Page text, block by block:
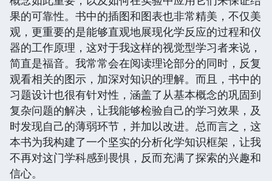
果的可靠性。书中的插图和图表也非常精美，不仅美
观，更重要的是能够直观地展现化学反应的过程和仪
器的工作原理，这对于我这样的视觉型学习者来说，
简直是福音。我常常会在阅读理论部分的同时，反复
观看相关的图示，加深对知识的理解。而且，书中的
习题设计也很有针对性，涵盖了从基本概念的巩固到
复杂问题的解决，让我能够检验自己的学习效果，及
时发现自己的薄弱环节，并加以改进。总而言之，这
本书为我构建了一个坚实的分析化学知识框架，让我
不再对这门学科感到畏惧，反而充满了探索的兴趣和
信心。